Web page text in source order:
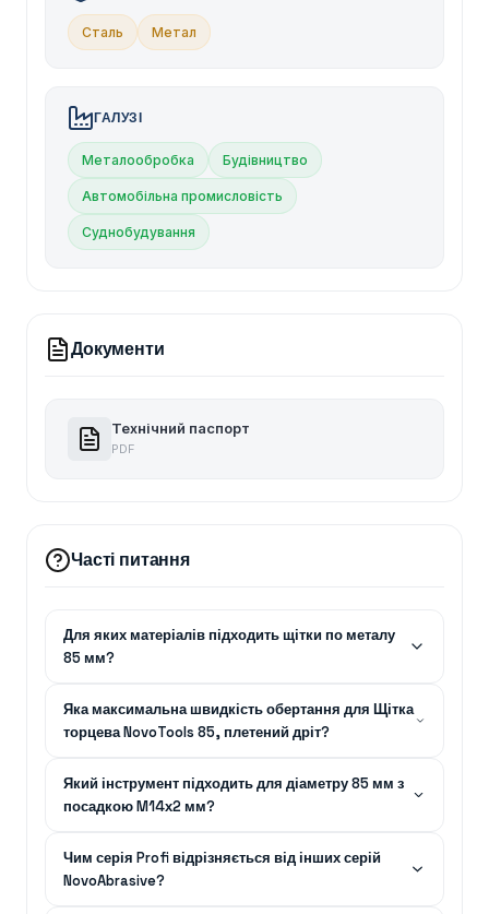
Сталь Метал
ГАЛУЗІ
Металообробка Будівництво
Автомобільна промисловість
Суднобудування
Документи
Технічний паспорт
PDF
Часті питання
Для яких матеріалів підходить щітки по металу
85 мм?
Яка максимальна швидкість обертання для Щітка
торцева NovoTools 85, плетений дріт?
Який інструмент підходить для діаметру 85 мм з
посадкою M14х2 мм?
Чим серія Profi відрізняється від інших серій
NovoAbrasive?